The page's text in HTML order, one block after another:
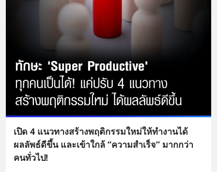
เปิด 4 แนวทางสร้างพฤติกรรมใหม่ให้ทำงานได้
ผลลัพธ์ดีขึ้น และเข้าใกล้ “ความสำเร็จ” มากกว่า
คนทั่วไป!